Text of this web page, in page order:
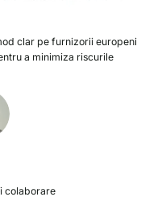
clar pe furnizorii europeni
a minimiza riscurile
colaborare